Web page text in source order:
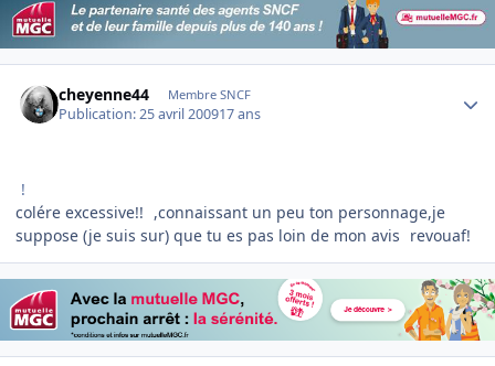
cheyenne44 Membre SNCF
Publication:25 avril 200917 ans
!
colére excessive!! ,connaissant un peu ton personnage,je
suppose (je suis sur) que tu es pas loin de mon avis revouaf!